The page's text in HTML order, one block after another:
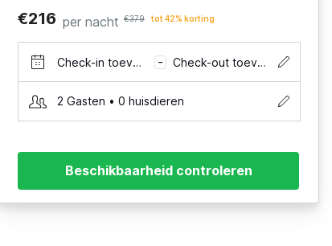
€216 per nacht €379 tot 42% korting
Check-in toevoegen – Check-out toevoegen
2 Gasten • 0 huisdieren
Beschikbaarheid controleren